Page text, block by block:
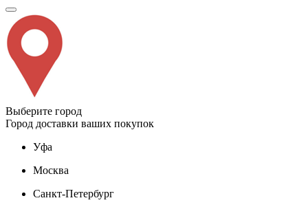
Выберите город
Город доставки ваших покупок
Уфа
Москва
Санкт-Петербург